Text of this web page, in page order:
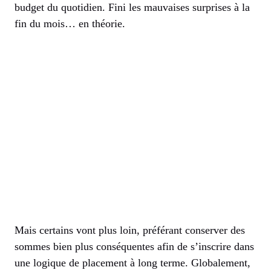
budget du quotidien. Fini les mauvaises surprises à la
fin du mois… en théorie.
Mais certains vont plus loin, préférant conserver des
sommes bien plus conséquentes afin de s’inscrire dans
une logique de placement à long terme. Globalement,